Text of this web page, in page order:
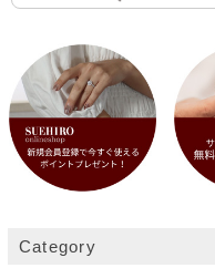
Category